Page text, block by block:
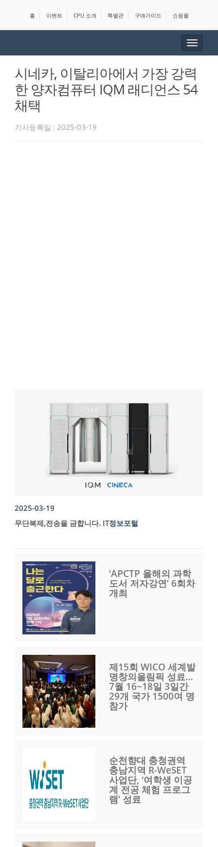
홈 이벤트 CPU 소개 특별관 구매가이드 쇼핑몰
Toggle
시네카, 이탈리아에서 가장 강력
한 양자컴퓨터 IQM 래디언스 54
채택
기사등록일 : 2025-03-19
2025-03-19
무단복제,전송을 금합니다. IT정보포털
‘APCTP 올해의 과학
도서 저자강연’ 6회차
개최
제15회 WICO 세계발
명창의올림픽 성료…
7월 16~18일 3일간
29개 국가 1500여 명
참가
순천향대 충청권역
충남지역 R-WeSET
사업단, ‘여학생 이공
계 전공 체험 프로그
램’ 성료